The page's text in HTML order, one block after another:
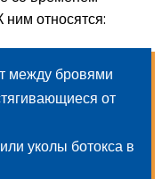
относятся:
между бровями
от
уколы ботокса в